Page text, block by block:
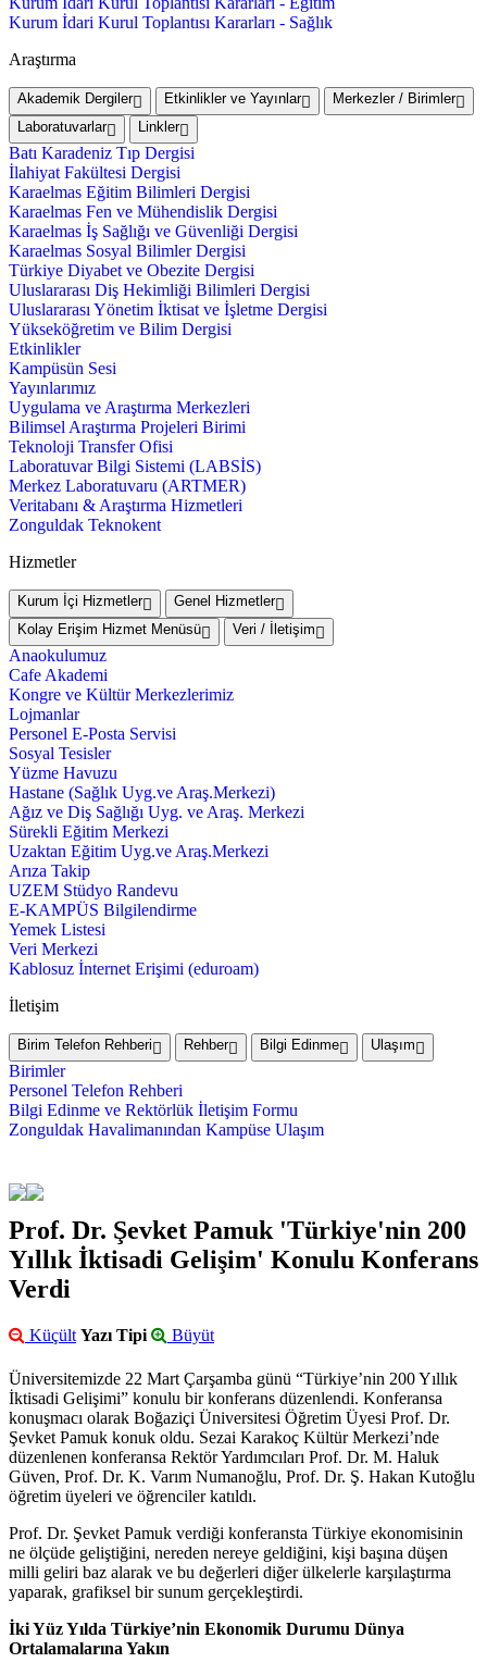
Kurum İdari Kurul Toplantısı Kararları - Sağlık
Araştırma
Akademik Dergiler Etkinlikler ve Yayınlar
Merkezler / Birimler
Laboratuvarlar
Linkler
Batı Karadeniz Tıp Dergisi
İlahiyat Fakültesi Dergisi
Karaelmas Eğitim Bilimleri Dergisi
Karaelmas Fen ve Mühendislik Dergisi
Karaelmas İş Sağlığı ve Güvenliği Dergisi
Karaelmas Sosyal Bilimler Dergisi
Türkiye Diyabet ve Obezite Dergisi
Uluslararası Diş Hekimliği Bilimleri Dergisi
Uluslararası Yönetim İktisat ve İşletme Dergisi
Yükseköğretim ve Bilim Dergisi
Etkinlikler
Kampüsün Sesi
Yayınlarımız
Uygulama ve Araştırma Merkezleri
Bilimsel Araştırma Projeleri Birimi
Teknoloji Transfer Ofisi
Laboratuvar Bilgi Sistemi (LABSİS)
Merkez Laboratuvaru (ARTMER)
Veritabanı & Araştırma Hizmetleri
Zonguldak Teknokent
Hizmetler
Kurum İçi Hizmetler
Genel Hizmetler
Kolay Erişim Hizmet Menüsü
Veri / İletişim
Anaokulumuz
Cafe Akademi
Kongre ve Kültür Merkezlerimiz
Lojmanlar
Personel E-Posta Servisi
Sosyal Tesisler
Yüzme Havuzu
Hastane (Sağlık Uyg.ve Araş.Merkezi)
Ağız ve Diş Sağlığı Uyg. ve Araş. Merkezi
Sürekli Eğitim Merkezi
Uzaktan Eğitim Uyg.ve Araş.Merkezi
Arıza Takip
UZEM Stüdyo Randevu
E-KAMPÜS Bilgilendirme
Yemek Listesi
Veri Merkezi
Kablosuz İnternet Erişimi (eduroam)
İletişim
Birim Telefon Rehberi Rehber Bilgi Edinme Ulaşım
Birimler
Personel Telefon Rehberi
Bilgi Edinme ve Rektörlük İletişim Formu
Zonguldak Havalimanından Kampüse Ulaşım
Prof. Dr. Şevket Pamuk 'Türkiye'nin 200
Yıllık İktisadi Gelişim' Konulu Konferans
Verdi
Küçült Yazı Tipi Büyüt
Üniversitemizde 22 Mart Çarşamba günü “Türkiye’nin 200 Yıllık
İktisadi Gelişimi” konulu bir konferans düzenlendi. Konferansa
konuşmacı olarak Boğaziçi Üniversitesi Öğretim Üyesi Prof. Dr.
Şevket Pamuk konuk oldu. Sezai Karakoç Kültür Merkezi’nde
düzenlenen konferansa Rektör Yardımcıları Prof. Dr. M. Haluk
Güven, Prof. Dr. K. Varım Numanoğlu, Prof. Dr. Ş. Hakan Kutoğlu
öğretim üyeleri ve öğrenciler katıldı.
Prof. Dr. Şevket Pamuk verdiği konferansta Türkiye ekonomisinin
ne ölçüde geliştiğini, nereden nereye geldiğini, kişi başına düşen
milli geliri baz alarak ve bu değerleri diğer ülkelerle karşılaştırma
yaparak, grafiksel bir sunum gerçekleştirdi.
İki Yüz Yılda Türkiye’nin Ekonomik Durumu Dünya
Ortalamalarına Yakın